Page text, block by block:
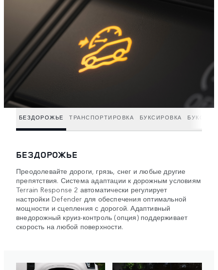
БЕЗДОРОЖЬЕ ТРАНСПОРТИРОВКА БУКСИРОВКА
БЕЗДОРОЖЬЕ
Преодолевайте дороги, грязь, снег и любые другие
препятствия. Система адаптации к дорожным условиям
Terrain Response 2 автоматически регулирует
настройки Defender для обеспечения оптимальной
мощности и сцепления с дорогой. Адаптивный
внедорожный круиз-контроль (опция) поддерживает
скорость на любой поверхности.